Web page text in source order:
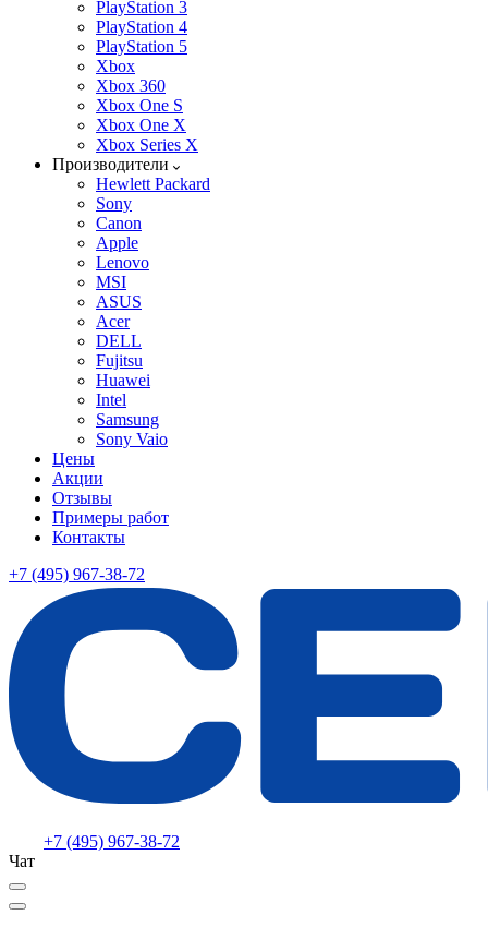
PlayStation 3
PlayStation 4
PlayStation 5
Xbox
Xbox 360
Xbox One S
Xbox One X
Xbox Series X
Производители
Hewlett Packard
Sony
Canon
Apple
Lenovo
MSI
ASUS
Acer
DELL
Fujitsu
Huawei
Intel
Samsung
Sony Vaio
Цены
Акции
Отзывы
Примеры работ
Контакты
+7 (495) 967-38-72
+7 (495) 967-38-72
Чат